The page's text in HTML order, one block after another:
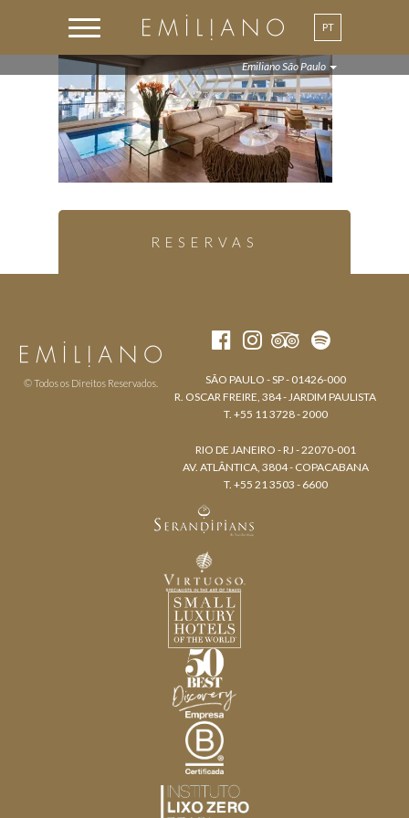
PT
Emiliano São Paulo
RESERVAS
© Todos os Direitos Reservados.
SÃO PAULO - SP - 01426-000
R. OSCAR FREIRE, 384 - JARDIM PAULISTA
T. +55 11 3728 - 2000
RIO DE JANEIRO - RJ - 22070-001
AV. ATLÂNTICA, 3804 - COPACABANA
T. +55 21 3503 - 6600